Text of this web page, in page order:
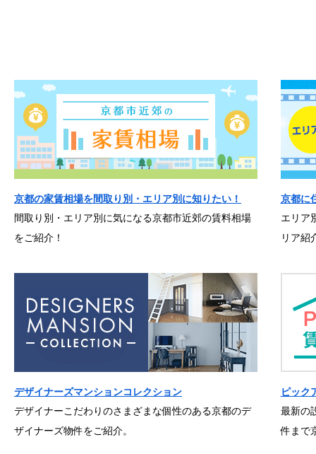
京都の家賃相場を間取り別・エリア別に知りたい！
間取り別・エリア別に気になる京都市近郊の賃料相場
をご紹介！
京都に
エリア
リア紹
デザイナーズマンションコレクション
デザイナーこだわりのさまざまな個性のある京都のデ
ザイナーズ物件をご紹介。
ピック
最新の
件まで